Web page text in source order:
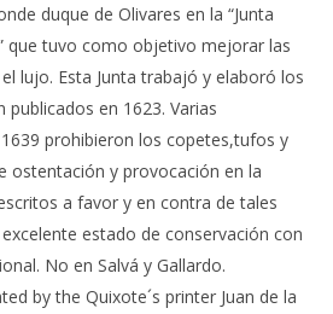
duque de Olivares en la “Junta
que tuvo como objetivo mejorar las
lujo. Esta Junta trabajó y elaboró los
en 1623. Varias
prohibieron los copetes,tufos y
ostentación y provocación en la
a favor y en contra de tales
estado de conservación con
No en Salvá y Gallardo.
by the Quixote´s printer Juan de la